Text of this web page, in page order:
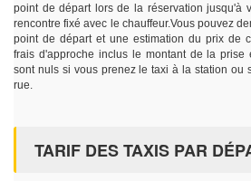
point de départ lors de la réservation jusqu'à
rencontre fixé avec le chauffeur.Vous pouvez
point de départ et une estimation du prix de
frais d'approche inclus le montant de la prise
sont nuls si vous prenez le taxi à la station ou
rue.
TARIF DES TAXIS PAR